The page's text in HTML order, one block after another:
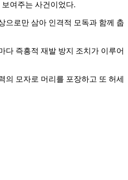
여주는 사건이었다.
으로만 삼아 인격적 모독과 함께 춥
다 즉흥적 재발 방지 조치가 이루어
모자로 머리를 포장하고 또 허세